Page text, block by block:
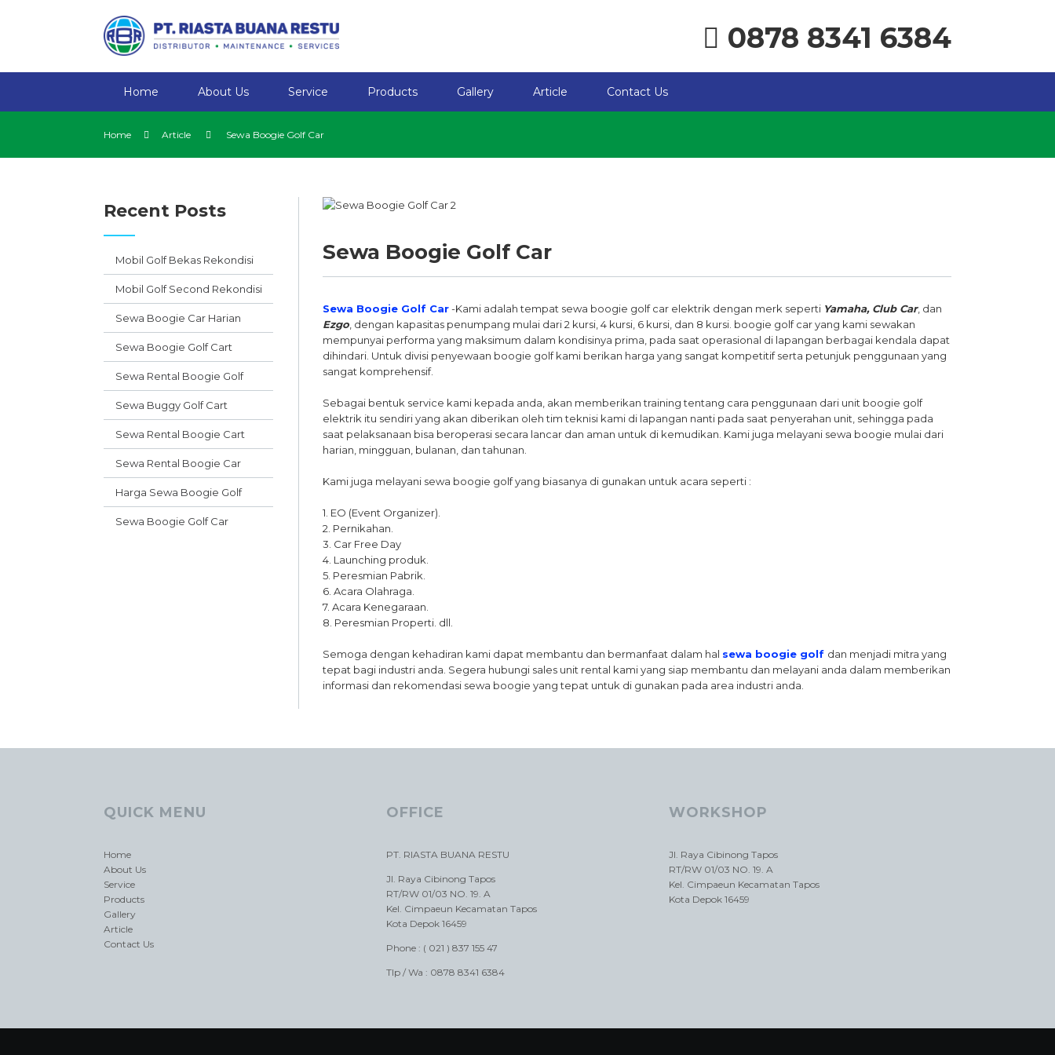
0878 8341 6384
Home About Us Service Products Gallery Article Contact Us
Home Article Sewa Boogie Golf Car
Recent Posts
Mobil Golf Bekas Rekondisi
Mobil Golf Second Rekondisi
Sewa Boogie Car Harian
Sewa Boogie Golf Cart
Sewa Rental Boogie Golf
Sewa Buggy Golf Cart
Sewa Rental Boogie Cart
Sewa Rental Boogie Car
Harga Sewa Boogie Golf
Sewa Boogie Golf Car
Sewa Boogie Golf Car
Sewa Boogie Golf Car -Kami adalah tempat sewa boogie golf car elektrik dengan merk seperti Yamaha, Club Car, dan
Ezgo, dengan kapasitas penumpang mulai dari 2 kursi, 4 kursi, 6 kursi, dan 8 kursi. boogie golf car yang kami sewakan
mempunyai performa yang maksimum dalam kondisinya prima, pada saat operasional di lapangan berbagai kendala dapat
dihindari. Untuk divisi penyewaan boogie golf kami berikan harga yang sangat kompetitif serta petunjuk penggunaan yang
sangat komprehensif.
Sebagai bentuk service kami kepada anda, akan memberikan training tentang cara penggunaan dari unit boogie golf
elektrik itu sendiri yang akan diberikan oleh tim teknisi kami di lapangan nanti pada saat penyerahan unit, sehingga pada
saat pelaksanaan bisa beroperasi secara lancar dan aman untuk di kemudikan. Kami juga melayani sewa boogie mulai dari
harian, mingguan, bulanan, dan tahunan.
Kami juga melayani sewa boogie golf yang biasanya di gunakan untuk acara seperti :
1. EO (Event Organizer).
2. Pernikahan.
3. Car Free Day
4. Launching produk.
5. Peresmian Pabrik.
6. Acara Olahraga.
7. Acara Kenegaraan.
8. Peresmian Properti. dll.
Semoga dengan kehadiran kami dapat membantu dan bermanfaat dalam hal sewa boogie golf dan menjadi mitra yang
tepat bagi industri anda. Segera hubungi sales unit rental kami yang siap membantu dan melayani anda dalam memberikan
informasi dan rekomendasi sewa boogie yang tepat untuk di gunakan pada area industri anda.
QUICK MENU
Home
About Us
Service
Products
Gallery
Article
Contact Us
OFFICE
PT. RIASTA BUANA RESTU
Jl. Raya Cibinong Tapos
RT/RW 01/03 NO. 19. A
Kel. Cimpaeun Kecamatan Tapos
Kota Depok 16459
Phone : ( 021 ) 837 155 47
Tlp / Wa : 0878 8341 6384
WORKSHOP
Jl. Raya Cibinong Tapos
RT/RW 01/03 NO. 19. A
Kel. Cimpaeun Kecamatan Tapos
Kota Depok 16459